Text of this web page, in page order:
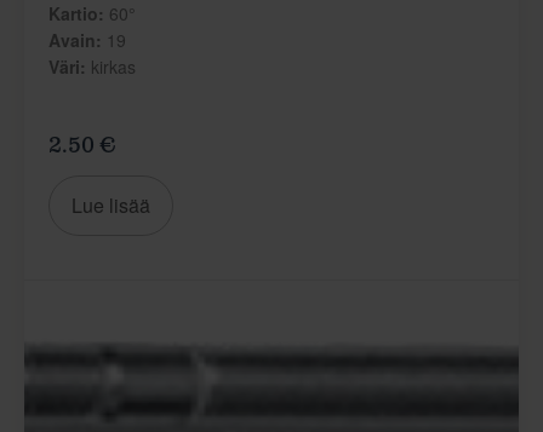
Kartio: 60°
Avain: 19
Väri: kirkas
2.50 €
Lue lisää